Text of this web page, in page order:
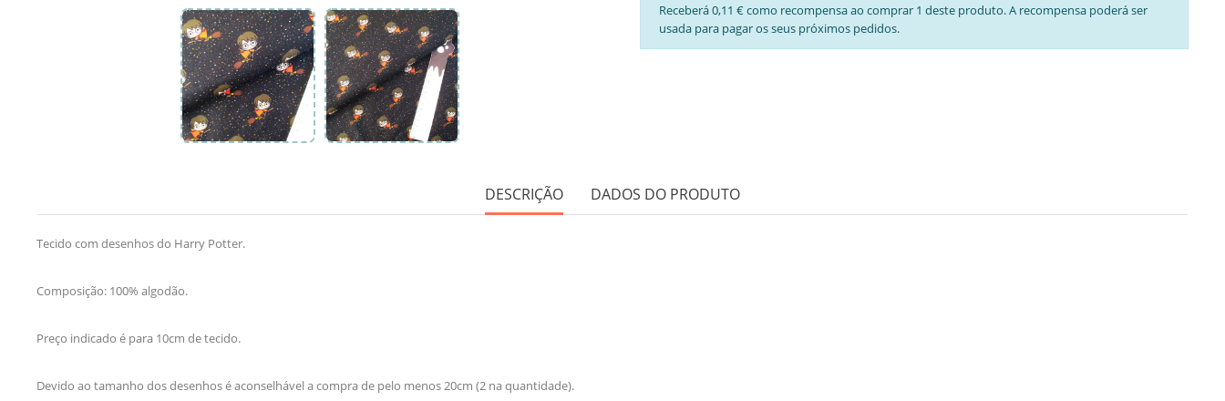
Receberá 0,11 € como recompensa ao comprar 1 deste produto. A recompensa poderá ser
usada para pagar os seus próximos pedidos.
DESCRIÇÃO DADOS DO PRODUTO
Tecido com desenhos do Harry Potter.
Composição: 100% algodão.
Preço indicado é para 10cm de tecido.
Devido ao tamanho dos desenhos é aconselhável a compra de pelo menos 20cm (2 na quantidade).